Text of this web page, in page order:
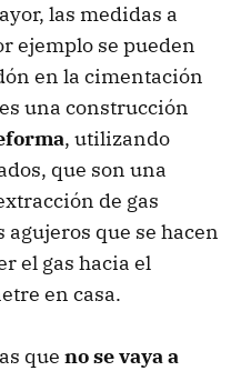
las medidas a
ejemplo se pueden
en la cimentación
una construcción
, utilizando
que son una
de gas
agujeros que se hacen
el gas hacia el
en casa.
que no se vaya a